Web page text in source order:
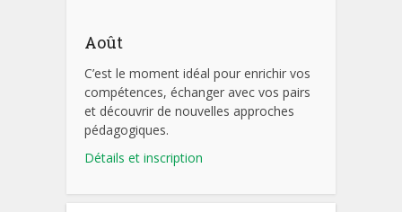
Août
C’est le moment idéal pour enrichir vos
compétences, échanger avec vos pairs
et découvrir de nouvelles approches
pédagogiques.
Détails et inscription